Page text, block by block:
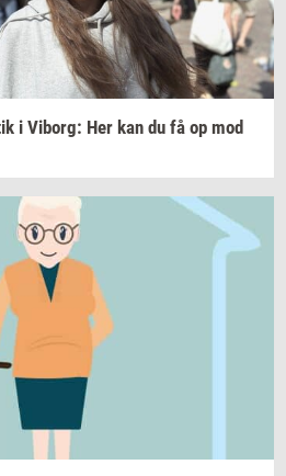
iVi­borg: Her kan du få op mod